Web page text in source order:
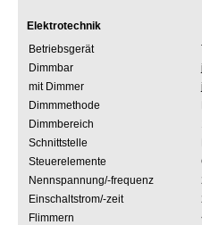
Elektrotechnik
Betriebsgerät
Dimmbar
mit Dimmer
Dimmmethode
Dimmbereich
Schnittstelle
Steuerelemente
Nennspannung/-frequenz
Einschaltstrom/-zeit
Flimmern